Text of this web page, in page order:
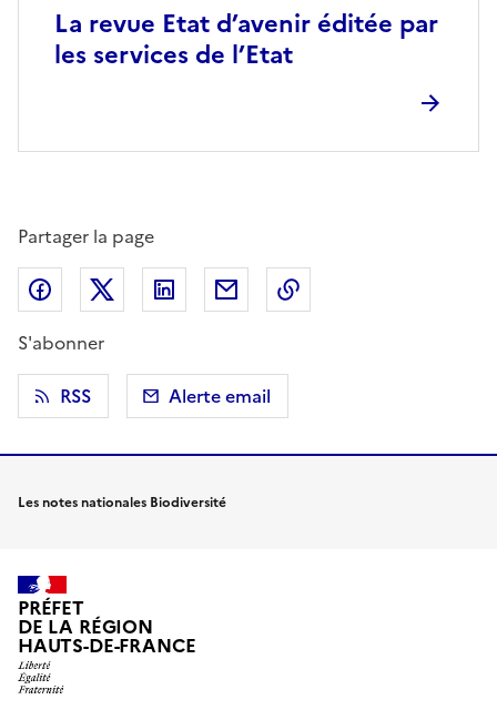
La revue Etat d’avenir éditée par
les services de l’Etat
Partager la page
Partager sur Facebook
Partager sur X (anciennement Twitter)
Partager sur LinkedIn
Partager par email
S'abonner
RSS
Alerte email
Les notes nationales Biodiversité
PRÉFET
DE LA RÉGION
HAUTS-DE-FRANCE